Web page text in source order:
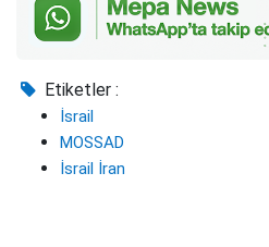
Etiketler :
İsrail
MOSSAD
İsrail İran